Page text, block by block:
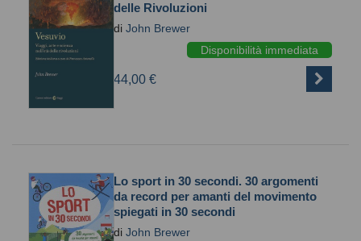
delle Rivoluzioni
di John Brewer
Disponibilità immediata
44,00 €
Lo sport in 30 secondi. 30 argomenti
da record per amanti del movimento
spiegati in 30 secondi
di John Brewer